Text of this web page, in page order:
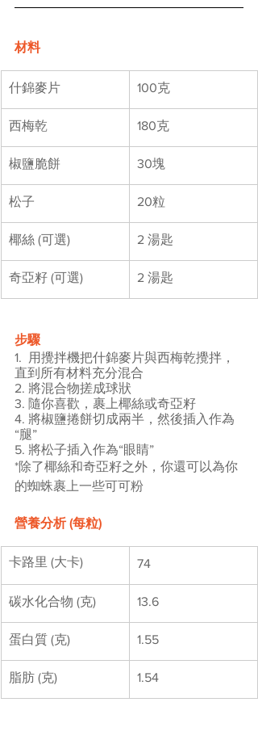
材料
什錦麥片​ 100克​
西梅乾​ 180克​
椒鹽脆餅​ 30塊
松子​ 20粒​
椰絲​ (可選) 2 湯匙​
奇亞籽​ (可選) 2 湯匙​
步驟
1.  用攪拌機把什錦麥片與西梅乾攪拌，
直到所有材料充分混合
2. 將混合物搓成球狀
3. 隨你喜歡，裹上椰絲或奇亞籽
4. 將椒鹽捲餅切成兩半，然後插入作為
“腿”
5. 將松子插入作為“眼睛”
*除了椰絲和奇亞籽之外，你還可以為你
的蜘蛛裹上一些可可粉
營養分析 (每粒)
卡路里 (大卡) 74
碳水化合物 (克) 13.6
蛋白質 (克)​ 1.55
脂肪 (克)​ 1.54